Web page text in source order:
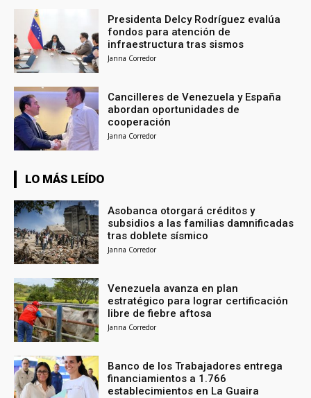
Presidenta Delcy Rodríguez evalúa
fondos para atención de
infraestructura tras sismos
Janna Corredor
Cancilleres de Venezuela y España
abordan oportunidades de
cooperación
Janna Corredor
LO MÁS LEÍDO
Asobanca otorgará créditos y
subsidios a las familias damnificadas
tras doblete sísmico
Janna Corredor
Venezuela avanza en plan
estratégico para lograr certificación
libre de fiebre aftosa
Janna Corredor
Banco de los Trabajadores entrega
financiamientos a 1.766
establecimientos en La Guaira